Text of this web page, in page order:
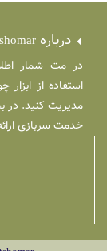
درباره
در مت شمار
استفاده از
مدیریت کنید. در
خدمت سربازی